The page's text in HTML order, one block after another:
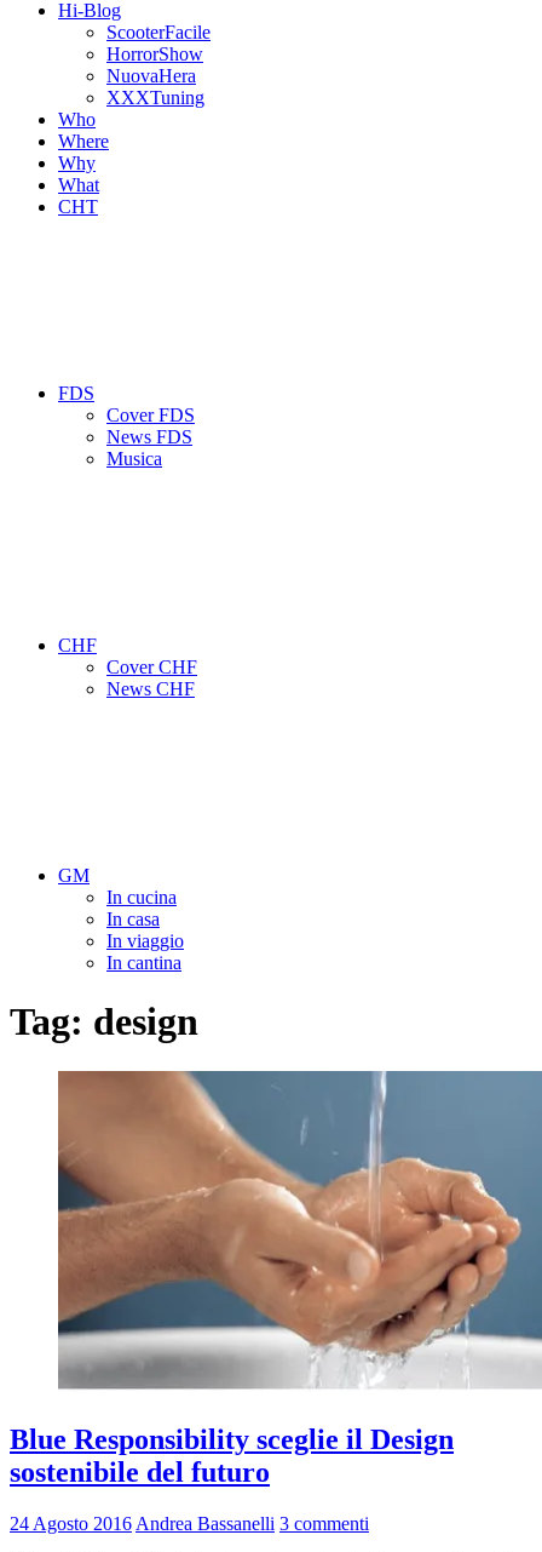
Hi-Blog
ScooterFacile
HorrorShow
NuovaHera
XXXTuning
Who
Where
Why
What
CHT
FDS
Cover FDS
News FDS
Musica
CHF
Cover CHF
News CHF
GM
In cucina
In casa
In viaggio
In cantina
Tag: design
Blue Responsibility sceglie il Design
sostenibile del futuro
24 Agosto 2016 Andrea Bassanelli 3 commenti